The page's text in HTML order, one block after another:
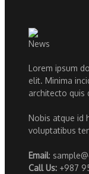
Lorem ipsum
elit. Minima
architecto quis
Nobis atque id
voluptatibus
Email:
Call Us: +987